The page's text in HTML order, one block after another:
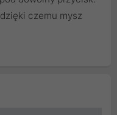
czemu mysz